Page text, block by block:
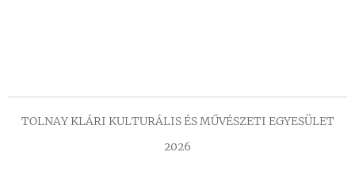
TOLNAY KLÁRI KULTURÁLIS ÉS MŰVÉSZETI EGYESÜLET
2026